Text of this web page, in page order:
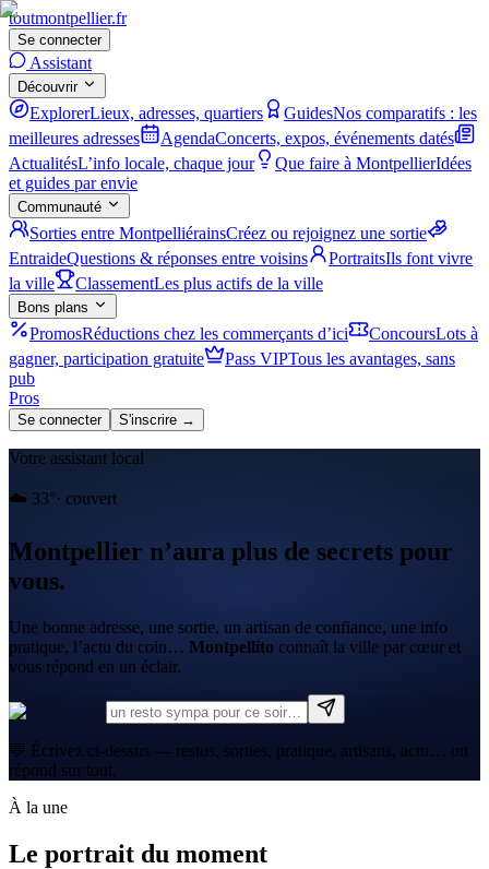
toutmontpellier.fr
Se connecter
Assistant
Découvrir
ExplorerLieux, adresses, quartiers GuidesNos comparatifs : les
meilleures adresses
AgendaConcerts, expos, événements datés
ActualitésL’info locale, chaque jour Que faire à MontpellierIdées
et guides par envie
Communauté
Sorties entre MontpelliérainsCréez ou rejoignez une sortie
EntraideQuestions & réponses entre voisins PortraitsIls font vivre
la ville
ClassementLes plus actifs de la ville
Bons plans
PromosRéductions chez les commerçants d’ici ConcoursLots à
gagner, participation gratuite
Pass VIPTous les avantages, sans
pub
Pros
Se connecter S'inscrire →
Votre assistant local
☁️ 33°· couvert
Montpellier n’aura plus de secrets pour
vous.
Une bonne adresse, une sortie, un artisan de confiance, une info
pratique, l’actu du coin… Montpellito connaît la ville par cœur et
vous répond en un éclair.
💬 Écrivez ci-dessus — restos, sorties, pratique, artisans, actu… on
répond sur tout.
À la une
Le portrait du moment